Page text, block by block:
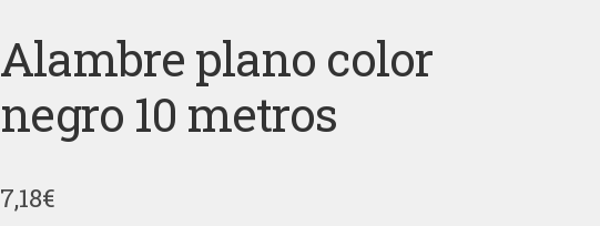
Alambre plano color
negro 10 metros
7,18€